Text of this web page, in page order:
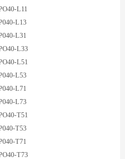
L11
L13
L31
L33
L51
L53
L71
L73
T51
T53
T71
T73